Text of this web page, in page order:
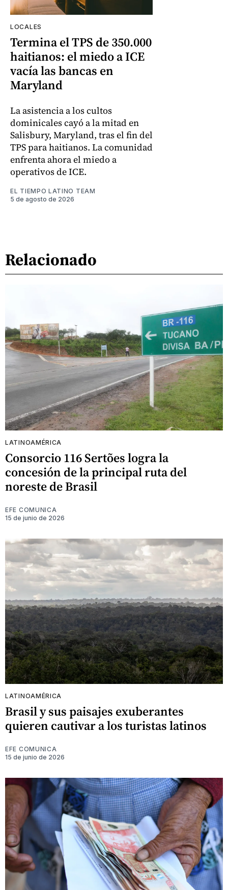
LOCALES
Termina el TPS de 350.000
haitianos: el miedo a ICE
vacía las bancas en
Maryland
La asistencia a los cultos
dominicales cayó a la mitad en
Salisbury, Maryland, tras el fin del
TPS para haitianos. La comunidad
enfrenta ahora el miedo a
operativos de ICE.
EL TIEMPO LATINO TEAM
5 de agosto de 2026
Relacionado
LATINOAMÉRICA
Consorcio 116 Sertões logra la
concesión de la principal ruta del
noreste de Brasil
EFE COMUNICA
15 de junio de 2026
LATINOAMÉRICA
Brasil y sus paisajes exuberantes
quieren cautivar a los turistas latinos
EFE COMUNICA
15 de junio de 2026